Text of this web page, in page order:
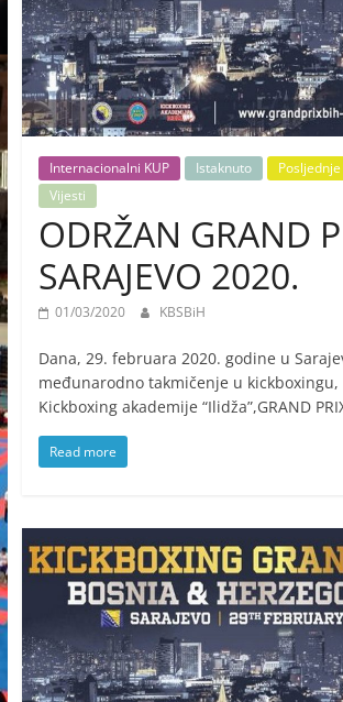
Internacionalni KUP Istaknuto Posljednje
Vijesti
ODRŽAN GRAND
SARAJEVO 2020.
01/03/2020 KBSBiH
Dana, 29. februara 2020. godine u
međunarodno takmičenje u
Kickboxing akademije “Ilidža”,GRAND
Read more